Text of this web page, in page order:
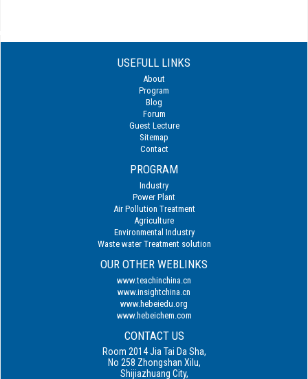
USEFULL LINKS
About
Program
Blog
Forum
Guest Lecture
Sitemap
Contact
PROGRAM
Industry
Power Plant
Air Pollution Treatment
Agriculture
Environmental Industry
Waste water Treatment solution
OUR OTHER WEBLINKS
www.teachinchina.cn
www.insightchina.cn
www.hebeiedu.org
www.hebeichem.com
CONTACT US
Room 2014 Jia Tai Da Sha,
No 258 Zhongshan Xilu,
Shijiazhuang City,